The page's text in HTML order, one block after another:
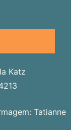
Katz
Tatianne